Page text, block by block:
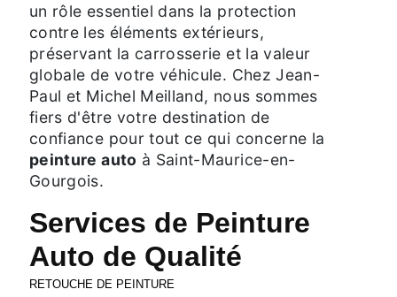
un rôle essentiel dans la protection
contre les éléments extérieurs,
préservant la carrosserie et la valeur
globale de votre véhicule. Chez Jean-
Paul et Michel Meilland, nous sommes
fiers d'être votre destination de
confiance pour tout ce qui concerne la
peinture auto à Saint-Maurice-en-
Gourgois.
Services de Peinture
Auto de Qualité
RETOUCHE DE PEINTURE